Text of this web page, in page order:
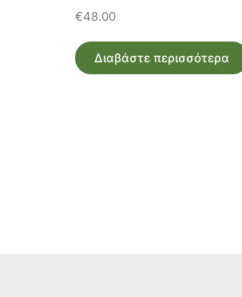
€48.00
Διαβάστε περισσότερα